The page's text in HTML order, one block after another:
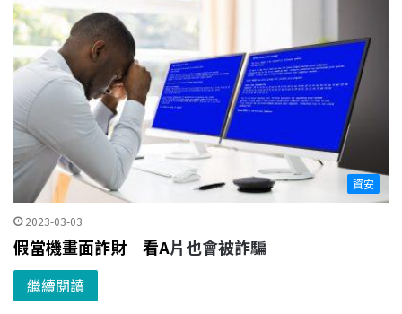
資安
2023-03-03
假當機畫面詐財 看A片也會被詐騙
繼續閱讀